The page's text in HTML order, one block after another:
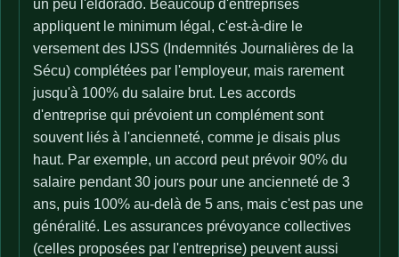
un peu l'eldorado. Beaucoup d'entreprises
appliquent le minimum légal, c'est-à-dire le
versement des IJSS (Indemnités Journalières de la
Sécu) complétées par l'employeur, mais rarement
jusqu'à 100% du salaire brut. Les accords
d'entreprise qui prévoient un complément sont
souvent liés à l'ancienneté, comme je disais plus
haut. Par exemple, un accord peut prévoir 90% du
salaire pendant 30 jours pour une ancienneté de 3
ans, puis 100% au-delà de 5 ans, mais c'est pas une
généralité. Les assurances prévoyance collectives
(celles proposées par l'entreprise) peuvent aussi